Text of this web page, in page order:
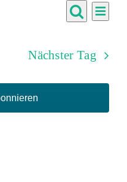
und
Suche
Tag
Nächster Tag